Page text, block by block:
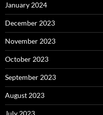
January 2024
December 2023
November 2023
October 2023
September 2023
August 2023
July 2023